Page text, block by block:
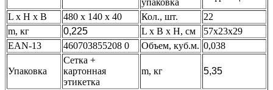
L x H x B
480 x 140 x 40 Кол., шт.
22
m, кг
0,225 L x B x H, см
57х23х29
EAN-13
460703855208 0 Объем, куб.м. 0,038
Упаковка
Сетка +
картонная
этикетка
m, кг 5,35